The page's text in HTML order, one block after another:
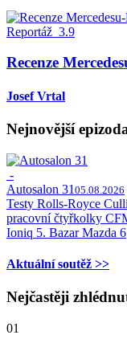
Reportáž 3.9
Recenze
Josef Vrtal
Nejnovější
-
Autosalon 31 05.08.2026
Testy Rolls-Royce
pracovní čtyřkolky
Ioniq 5. Bazar Mazda 6
Aktuální soutěž >>
Nejčastěji
01